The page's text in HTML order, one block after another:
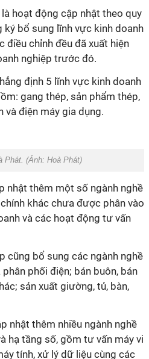
hoạt động cập nhật theo quy
ký bổ sung lĩnh vực kinh doanh
điều chỉnh đều đã xuất hiện
nghiệp trước đó.
định 5 lĩnh vực kinh doanh
gang thép, sản phẩm thép,
và điện máy gia dụng.
Phát. (Ảnh: Hoà Phát)
nhật thêm một số ngành nghề
khác chưa được phân vào
và các hoạt động tư vấn
cũng bổ sung các ngành nghề
phối điện; bán buôn, bán
sản xuất giường, tủ, bàn,
nhật thêm nhiều ngành nghề
hạ tầng số, gồm tư vấn máy vi
tính, xử lý dữ liệu cùng các